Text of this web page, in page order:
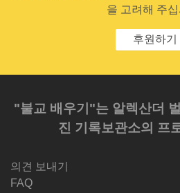
을 고려해 주
후원하기
"불교 배우기"는 알렉산더
진 기록보관소의 프
의견 보내기
FAQ